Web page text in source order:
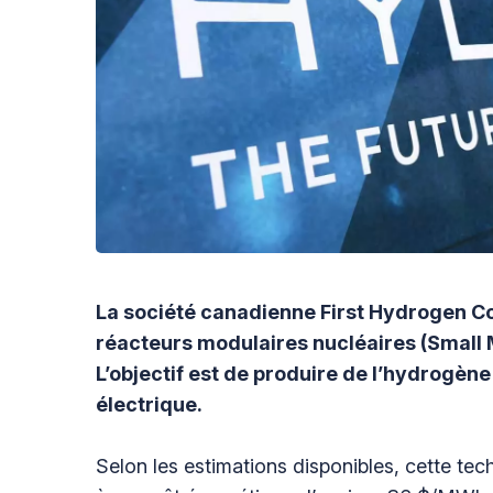
La société canadienne First Hydrogen
réacteurs modulaires nucléaires (Small
L’objectif est de produire de
électrique.
Selon les estimations disponibles, cette